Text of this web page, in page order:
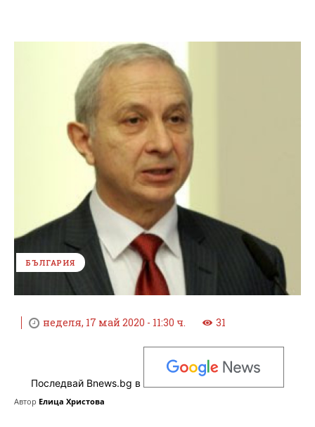
БЪЛГАРИЯ
неделя, 17 май 2020 - 11:30 ч. 31
Последвай Bnews.bg в
Автор Елица Христова